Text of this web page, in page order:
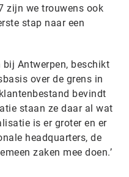
zijn we trouwens ook
stap naar een
Antwerpen, beschikt
over de grens in
bevindt
staan ze daar al wat
is er groter en er
headquarters, de
zaken mee doen.’